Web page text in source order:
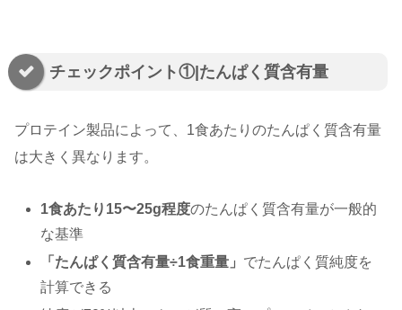
チェックポイント①|たんぱく質含有量
プロテイン製品によって、1食あたりのたんぱく質含有量
は大きく異なります。
1食あたり15〜25g程度のたんぱく質含有量が一般的
な基準
「たんぱく質含有量÷1食重量」 でたんぱく質純度を
計算できる